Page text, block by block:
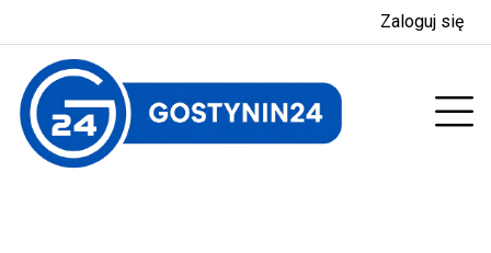
Zaloguj się